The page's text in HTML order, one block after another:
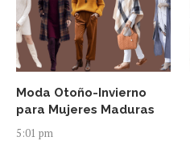
Moda Otoño-Invierno
para Mujeres Maduras
5:01 pm